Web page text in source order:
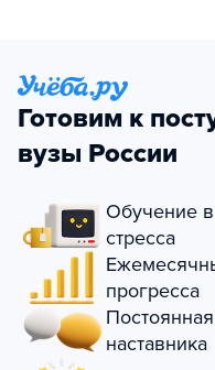
Готовим к
вузы России
Обучение
стресса
прогресса
наставника